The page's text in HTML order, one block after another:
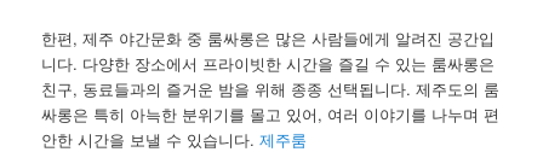
한편, 제주 야간문화 중 룸싸롱은 많은 사람들에게 알려진 공간입
니다. 다양한 장소에서 프라이빗한 시간을 즐길 수 있는 룸싸롱은
친구, 동료들과의 즐거운 밤을 위해 종종 선택됩니다. 제주도의 룸
싸롱은 특히 아늑한 분위기를 몰고 있어, 여러 이야기를 나누며 편
안한 시간을 보낼 수 있습니다.제주룸